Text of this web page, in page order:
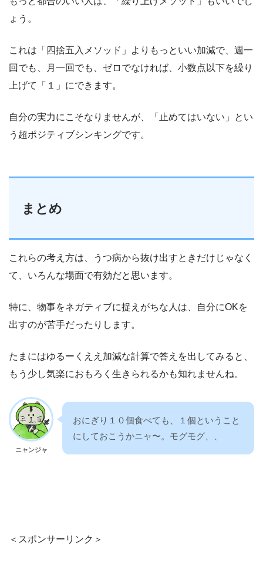
ょう。
これは「四捨五入メソッド」よりもっといい加減で、週一
回でも、月一回でも、ゼロでなければ、小数点以下を繰り
上げて「１」にできます。
自分の実力にこそなりませんが、「止めてはいない」とい
う超ポジティブシンキングです。
まとめ
これらの考え方は、うつ病から抜け出すときだけじゃなく
て、いろんな場面で有効だと思います。
特に、物事をネガティブに捉えがちな人は、自分にOKを
出すのが苦手だったりします。
たまにはゆるーくええ加減な計算で答えを出してみると、
もう少し気楽におもろく生きられるかも知れませんね。
ニャンジャ
おにぎり１０個食べても、１個ということ
にしておこうかニャ〜。モグモグ、、
＜スポンサーリンク＞